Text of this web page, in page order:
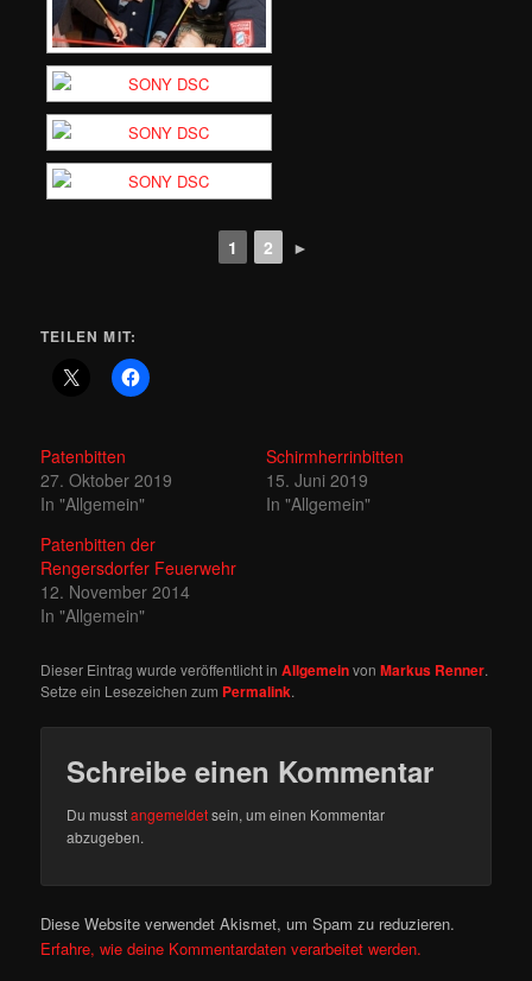
1 2 ►
TEILEN MIT:
Patenbitten
27. Oktober 2019
In "Allgemein"
Schirmherrinbitten
15. Juni 2019
In "Allgemein"
Patenbitten der
Rengersdorfer Feuerwehr
12. November 2014
In "Allgemein"
Dieser Eintrag wurde veröffentlicht inAllgemeinvonMarkus Renner.
Setze ein Lesezeichen zum Permalink.
Schreibe einen Kommentar
Du musstangemeldetsein, um einen Kommentar
abzugeben.
Diese Website verwendet Akismet, um Spam zu reduzieren.
Erfahre, wie deine Kommentardaten verarbeitet werden.